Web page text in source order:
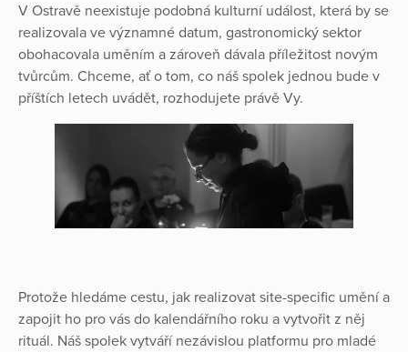
V Ostravě neexistuje podobná kulturní událost, která by se
realizovala ve významné datum, gastronomický sektor
obohacovala uměním a zároveň dávala příležitost novým
tvůrcům. Chceme, ať o tom, co náš spolek jednou bude v
příštích letech uvádět, rozhodujete právě Vy.
Protože hledáme cestu, jak realizovat site-specific umění a
zapojit ho pro vás do kalendářního roku a vytvořit z něj
rituál. Náš spolek vytváří nezávislou platformu pro mladé